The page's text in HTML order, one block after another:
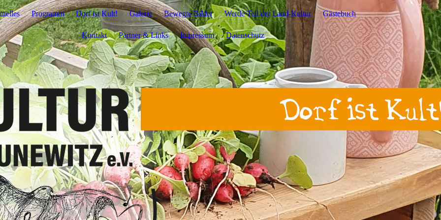
Programm Dorf ist Kult! Galerie Bewegte Bilder Werde Teil der Land-Kultur Gästebuch
Kontakt Partner & Links Impressum Datenschutz